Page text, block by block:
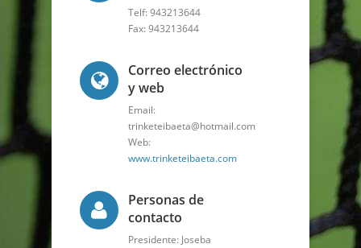
Telf: 943213644
Fax: 943213644
Correo electrónico
y web
Email:
trinketeibaeta@hotmail.com
Web:
www.trinketeibaeta.com
Personas de
contacto
Presidente: Joseba